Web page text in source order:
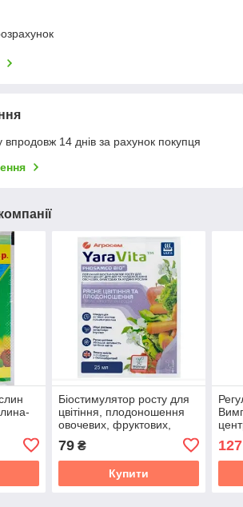
14 днів за рахунок покупця
Біостимулятор росту для
цвітіння, плодоношення
овочевих, фруктових,
YaraVita
79₴
Купити
127